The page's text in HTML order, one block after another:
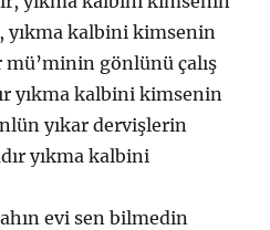
yıkma kalbini kimsenin
gönlünü çalış
yıkma kalbini kimsenin
yıkar dervişlerin
yıkma kalbini
evi sen bilmedin